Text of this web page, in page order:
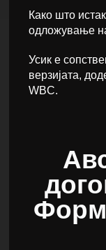
Како што
одложување
Усик е
верзијата,
WBC.